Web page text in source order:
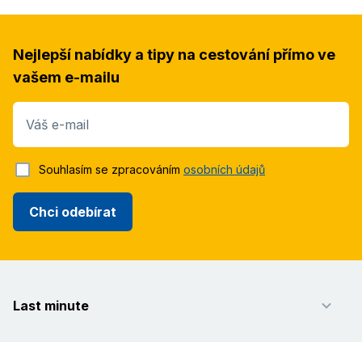
Nejlepší nabídky a tipy na cestování přímo ve
vašem e-mailu
Váš e-mail
Chci odebírat
Souhlasím se zpracováním osobních údajů
Last minute